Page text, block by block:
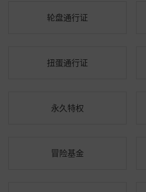
轮盘通行证
扭蛋通行证
永久特权
冒险基金